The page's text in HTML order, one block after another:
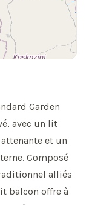
Garden
avec un lit
et un
Composé
alliés
balcon offre à